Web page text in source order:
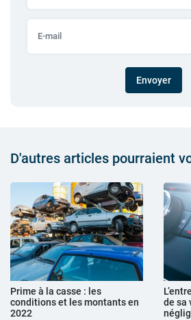
Envoyer
D'autres articles pourraient
Prime à la casse : les
conditions et les montants en
2022
de sa